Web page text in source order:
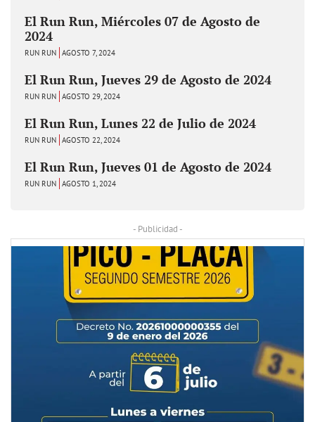
El Run Run, Miércoles 07 de Agosto de
2024
RUN RUN AGOSTO 7, 2024
El Run Run, Jueves 29 de Agosto de 2024
RUN RUN AGOSTO 29, 2024
El Run Run, Lunes 22 de Julio de 2024
RUN RUN AGOSTO 22, 2024
El Run Run, Jueves 01 de Agosto de 2024
RUN RUN AGOSTO 1, 2024
- Publicidad -